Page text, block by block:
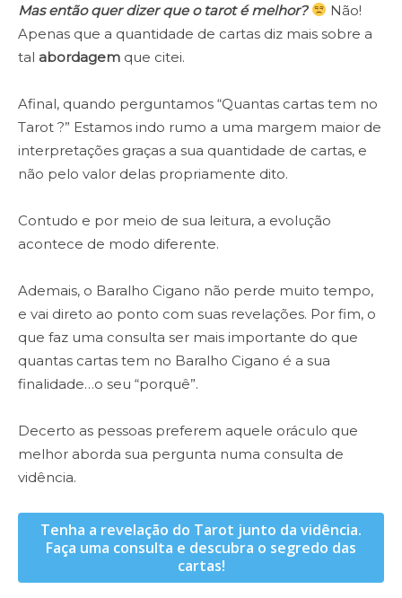
Mas então quer dizer que o tarot é melhor?
Não!
Apenas que a quantidade de cartas diz mais sobre a
tal abordagem que citei.
Afinal, quando perguntamos “Quantas cartas tem no
Tarot ?” Estamos indo rumo a uma margem maior de
interpretações graças a sua quantidade de cartas, e
não pelo valor delas propriamente dito.
Contudo e por meio de sua leitura, a evolução
acontece de modo diferente.
Ademais, o Baralho Cigano não perde muito tempo,
e vai direto ao ponto com suas revelações. Por fim, o
que faz uma consulta ser mais importante do que
quantas cartas tem no Baralho Cigano é a sua
finalidade…o seu “porquê”.
Decerto as pessoas preferem aquele oráculo que
melhor aborda sua pergunta numa consulta de
vidência.
Tenha a revelação do Tarot junto da vidência.
Faça uma consulta e descubra o segredo das
cartas!